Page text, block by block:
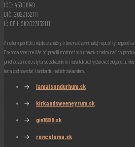
IČO: 45906149
DIČ: 2023132111
IČ DPH: SK2023132111
V našom portfóliu nájdete značky, ktoré na území našej republiky neponúka
Dokonca sme pre Vás pripravili možnosť ochutnávok z radov našich
prichádzame do styku so zákazníkmi musí taktiež vyžarovať eleganciu,
teda zodpovedať štandardu našich zákazníkov.
→ lamaisondurhum.sk
→ kirkandsweeneyrum.sk
→ gin1689.sk
→ roncoloma.sk